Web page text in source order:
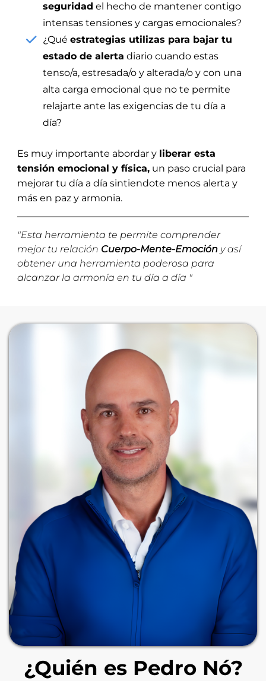
seguridad el hecho de mantener contigo
intensas tensiones y cargas emocionales?
¿Qué estrategias utilizas para bajar tu
estado de alerta diario cuando estas
tenso/a, estresada/o y alterada/o y con una
alta carga emocional que no te permite
relajarte ante las exigencias de tu día a
día?
Es muy importante abordar y liberar esta
tensión emocional y física, un paso crucial para
mejorar tu día a día sintiendote menos alerta y
más en paz y armonia.
"Esta herramienta te permite comprender
mejor tu relación Cuerpo-Mente-Emoción y así
obtener una herramienta poderosa para
alcanzar la armonía en tu día a día "
¿Quién es Pedro Nó?